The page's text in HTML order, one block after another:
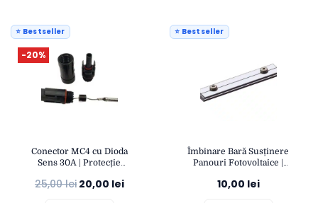
⭐ Bestseller
-20%
Conector MC4 cu Dioda
Sens 30A | Protecție
Compatibil Cabluri 4-
25,00lei 20,00 lei
⭐ Bestseller
Îmbinare Bară Susținere
Panouri Fotovoltaice |
Durabilă | Montaj Sisteme
10,00 lei